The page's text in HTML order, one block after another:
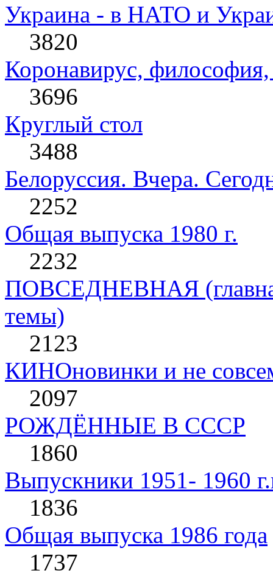
Украина - в НАТО и
3820
Коронавирус, философия,
3696
Круглый стол
3488
Белоруссия. Вчера.
2252
Общая выпуска 1980 г.
2232
ПОВСЕДНЕВНАЯ
темы)
2123
КИНОновинки и не
2097
РОЖДЁННЫЕ В СССР
1860
Выпускники 1951- 1960
1836
Общая выпуска 1986 года
1737